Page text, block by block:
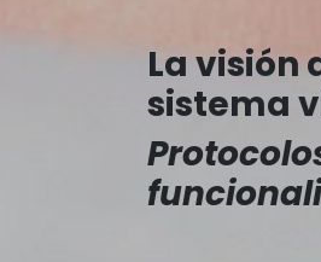
La visión
sistema